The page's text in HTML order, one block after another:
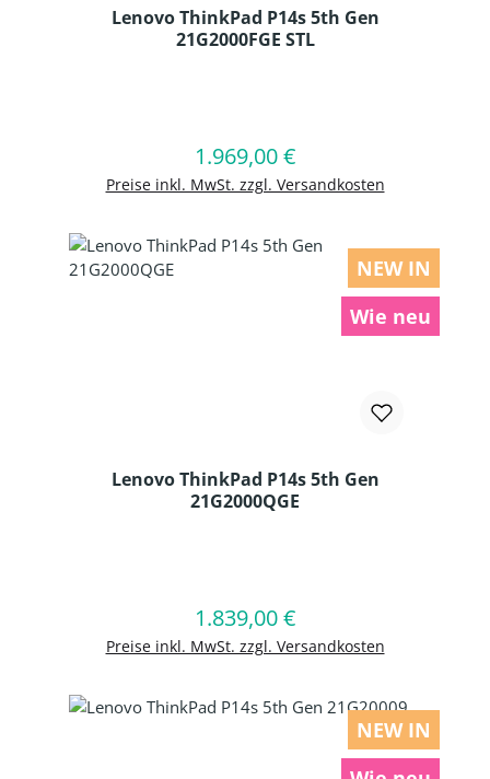
Lenovo ThinkPad P14s 5th Gen
21G2000FGE STL
Regulärer Preis:
1.969,00 €
Preise inkl. MwSt. zzgl. Versandkosten
In den Warenkorb
NEW IN
Wie neu
Lenovo ThinkPad P14s 5th Gen
21G2000QGE
Regulärer Preis:
1.839,00 €
Preise inkl. MwSt. zzgl. Versandkosten
In den Warenkorb
NEW IN